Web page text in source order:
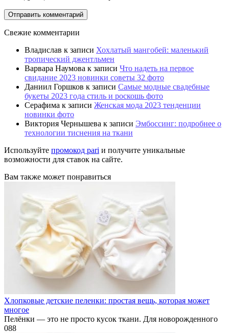
Свежие комментарии
Владислав к записи Хохлатый мангобей: маленький
тропический джентльмен
Варвара Наумова к записи Что надеть на первое
свидание 2023 новинки советы 32 фото
Даниил Горшков к записи Самые модные свадебные
букеты 2023 года стиль и роскошь фото
Серафима к записи Женская мода 2023 тенденции
новинки фото
Виктория Чернышева к записи Эмбоссинг: подробнее о
технологии тиснения на ткани
Используйте промокод pari и получите уникальные
возможности для ставок на сайте.
Вам также может понравиться
Хлопковые детские пеленки: простая вещь, которая может
многое
Пелёнки — это не просто кусок ткани. Для новорожденного
088